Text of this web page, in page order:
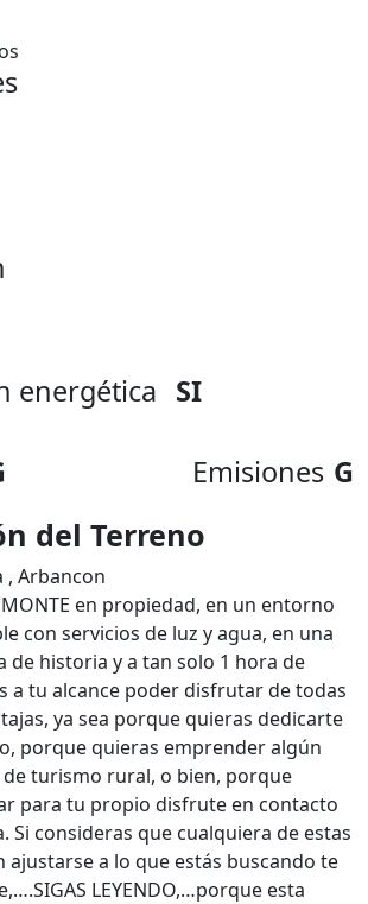
energética SI
Emisiones G
del Terreno
, Arbancon
en propiedad, en un entorno
con servicios de luz y agua, en una
de historia y a tan solo 1 hora de
a tu alcance poder disfrutar de todas
ya sea porque quieras dedicarte
porque quieras emprender algún
turismo rural, o bien, porque
para tu propio disfrute en contacto
Si consideras que cualquiera de estas
ajustarse a lo que estás buscando te
LEYENDO,…porque esta